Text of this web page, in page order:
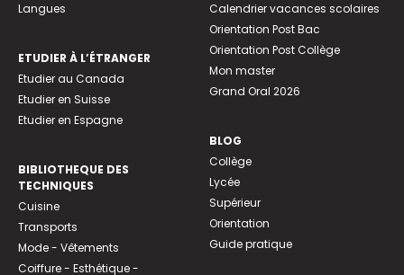
Langues
ETUDIER À L’ÉTRANGER
Etudier au Canada
Etudier en Suisse
Etudier en Espagne
BIBLIOTHEQUE DES
TECHNIQUES
Cuisine
Transports
Mode - Vêtements
Coiffure - Esthétique -
Calendrier vacances scolaires
Orientation Post Bac
Orientation Post Collège
Mon master
Grand Oral 2026
BLOG
Collège
Lycée
Supérieur
Orientation
Guide pratique